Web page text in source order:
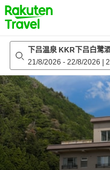
to
top
page
下吕温泉 KKR下吕白鹭
21/8/2026 - 22/8/2026